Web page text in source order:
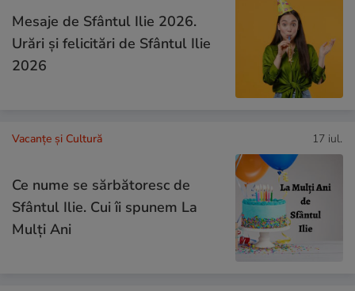
Mesaje de Sfântul Ilie 2026.
Urări și felicitări de Sfântul Ilie
2026
Vacanțe și Cultură 17 iul.
Ce nume se sărbătoresc de
Sfântul Ilie. Cui îi spunem La
Mulți Ani